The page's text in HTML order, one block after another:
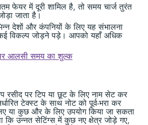
फेयर में दूरी शामिल है, तो समय चार्ज तुरंत
जाता है।
देशों और कंपनियों के लिए यह संभालना
विकल्प जोड़ने पड़े। आपको यहाँ अधिक
आलसी समय का शुल्क
रसीद पर टिप या छूट के लिए नाम सेट कर
टेक्स्ट के साथ नोट को पूर्व-भरा कर
या कुछ और के लिए उपयोग किया जा सकता
उन्नत सेटिंग्स में कुछ नए क्षेत्र जोड़े गए,